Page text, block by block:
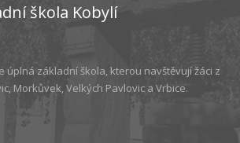
škola Kobylí
úplná základní škola, kterou navštěvují žáci z
Morkůvek, Velkých Pavlovic a Vrbice.